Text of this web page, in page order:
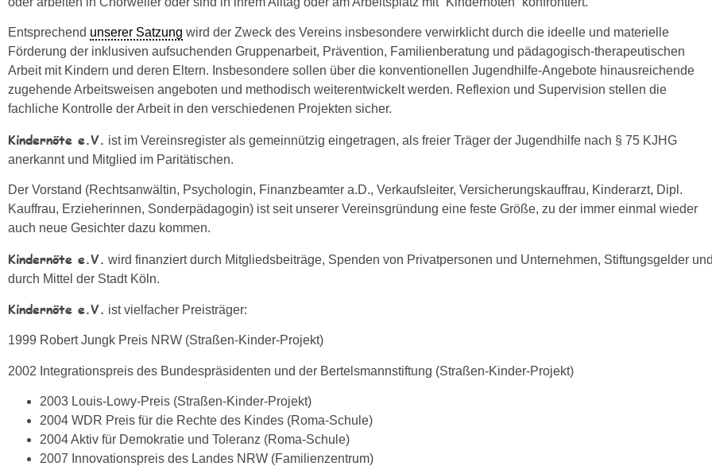
Entsprechend unserer Satzung wird der Zweck des Vereins insbesondere verwirklicht durch die ideelle und materielle
Förderung der inklusiven aufsuchenden Gruppenarbeit, Prävention, Familienberatung und pädagogisch-therapeutischen
Arbeit mit Kindern und deren Eltern. Insbesondere sollen über die konventionellen Jugendhilfe-Angebote hinausreichende
zugehende Arbeitsweisen angeboten und methodisch weiterentwickelt werden. Reflexion und Supervision stellen die
fachliche Kontrolle der Arbeit in den verschiedenen Projekten sicher.
Kindernöte e.V. ist im Vereinsregister als gemeinnützig eingetragen, als freier Träger der Jugendhilfe nach § 75 KJHG
anerkannt und Mitglied im Paritätischen.
Der Vorstand (Rechtsanwältin, Psychologin, Finanzbeamter a.D., Verkaufsleiter, Versicherungskauffrau, Kinderarzt, Dipl.
Kauffrau, Erzieherinnen, Sonderpädagogin) ist seit unserer Vereinsgründung eine feste Größe, zu der immer einmal wieder
auch neue Gesichter dazu kommen.
Kindernöte e.V. wird finanziert durch Mitgliedsbeiträge, Spenden von Privatpersonen und Unternehmen, Stiftungsgelder
durch Mittel der Stadt Köln.
Kindernöte e.V. ist vielfacher Preisträger:
1999 Robert Jungk Preis NRW (Straßen-Kinder-Projekt)
2002 Integrationspreis des Bundespräsidenten und der Bertelsmannstiftung (Straßen-Kinder-Projekt)
2003 Louis-Lowy-Preis (Straßen-Kinder-Projekt)
2004 WDR Preis für die Rechte des Kindes (Roma-Schule)
2004 Aktiv für Demokratie und Toleranz (Roma-Schule)
2007 Innovationspreis des Landes NRW (Familienzentrum)